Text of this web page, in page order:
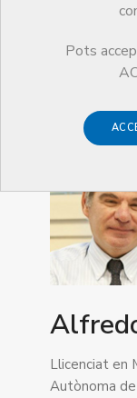
Pots
Llicenciat en
Autònoma